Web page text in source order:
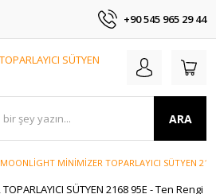
+90 545 965 29 44
ARA
MOONLİGHT MİNİMİZER TOPARLAYICI SÜTYEN